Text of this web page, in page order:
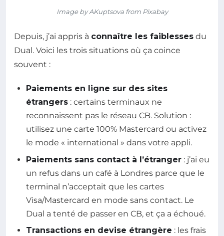
Image by AKuptsova from Pixabay
Depuis, j’ai appris à connaître les faiblesses du
Dual. Voici les trois situations où ça coince
souvent :
Paiements en ligne sur des sites
étrangers : certains terminaux ne
reconnaissent pas le réseau CB. Solution :
utilisez une carte 100% Mastercard ou activez
le mode « international » dans votre appli.
Paiements sans contact à l’étranger : j’ai eu
un refus dans un café à Londres parce que le
terminal n’acceptait que les cartes
Visa/Mastercard en mode sans contact. Le
Dual a tenté de passer en CB, et ça a échoué.
Transactions en devise étrangère : les frais